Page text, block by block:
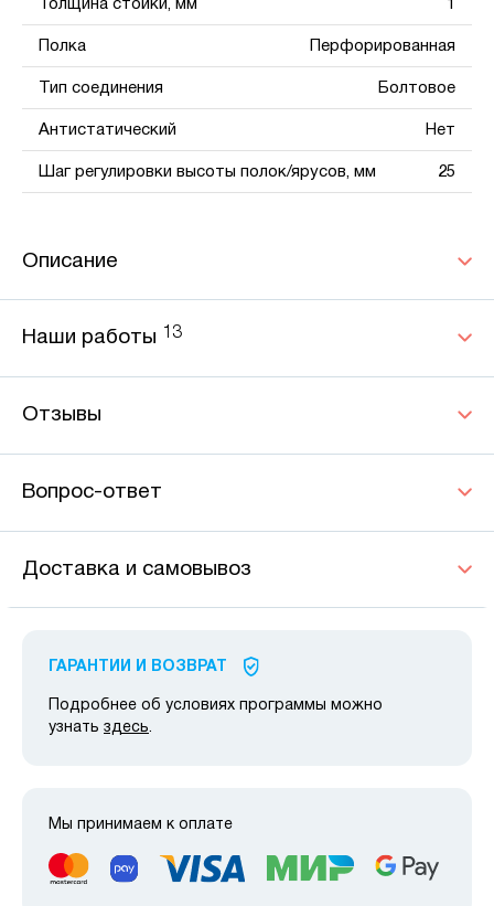
Толщина стойки, мм 1
Полка Перфорированная
Тип соединения Болтовое
Антистатический Нет
Шаг регулировки высоты полок/ярусов, мм 25
Описание
Наши работы 13
Отзывы
Вопрос-ответ
Доставка и самовывоз
ГАРАНТИИ И ВОЗВРАТ
Подробнее об условиях программы можно
узнать здесь.
Мы принимаем к оплате